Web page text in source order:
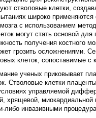
стволовые клетки,
широко
мозга с использованием
могут стать основой
получения костного
грозить осложнениями.
клеток, сопоставимые с
ученых приковывает
Стволовые клетки
управляемой
хрящевой,
либо инвазивными